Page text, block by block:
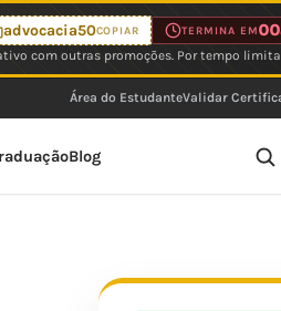
advocacia50COPIAR TERMINA EM00
com outras promoções. Por tempo
Área do EstudanteValidar
Blog